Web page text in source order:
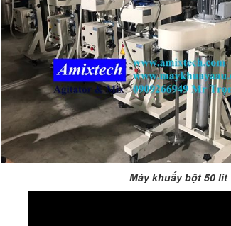
Máy khuấy bột 50 lít
BỒN CHỨA GIẢI NHIỆT SƠN, MỰC
IN
in có cấu tạo gồm 2 lớp inox và